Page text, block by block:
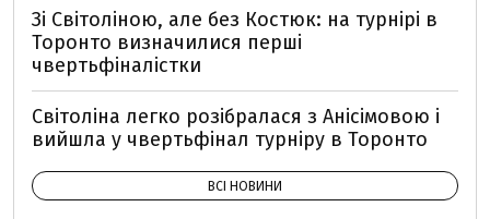
Зі Світоліною, але без Костюк: на турнірі в
Торонто визначилися перші
чвертьфіналістки
Світоліна легко розібралася з Анісімовою і
вийшла у чвертьфінал турніру в Торонто
ВСІ НОВИНИ